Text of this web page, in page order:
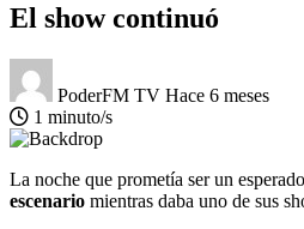
El show continuó
PoderFM TV Hace 6 meses
1 minuto/s
La noche que prometía ser un
escenario mientras daba uno de sus